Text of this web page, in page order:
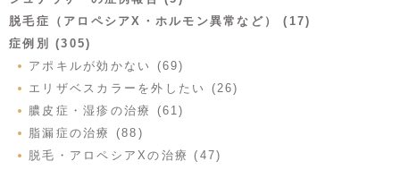
脱毛症（アロペシアX・ホルモン異常など） (17)
症例別 (305)
アポキルが効かない (69)
エリザベスカラーを外したい (26)
膿皮症・湿疹の治療 (61)
脂漏症の治療 (88)
脱毛・アロペシアXの治療 (47)